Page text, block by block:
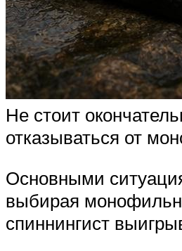
Не стоит
отказываться от
Основными
выбирая
спиннингист